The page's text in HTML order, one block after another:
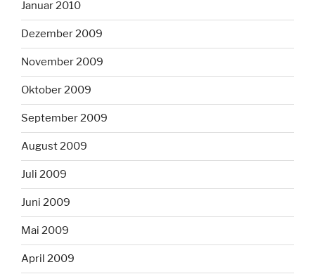
Januar 2010
Dezember 2009
November 2009
Oktober 2009
September 2009
August 2009
Juli 2009
Juni 2009
Mai 2009
April 2009